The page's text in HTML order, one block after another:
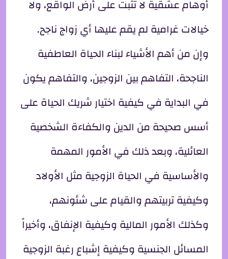
أوهام عشقية لا تثبت على أرض الواقع، ولا
خيالات غرامية لم يقم عليها أي زواج ناجح.
وإن من أهم الأشياء لبناء الحياة العاطفية
الناجحة، التفاهم بين الزوجين، والتفاهم يكون
في البداية في كيفية اختيار شريك الحياة على
أسس صحيحة من الدين والكفاءة الشخصية
العائلية، وبعد ذلك في الأمور المهمة
والأساسية في الحياة الزوجية مثل الأولاد
وكيفية تربيتهم والقيام على شئونهم،
وكذلك الأمور المالية وكيفية الإنفاق، وأخيراً
المسائل الجنسية وكيفية إشباع رغبة الزوجية